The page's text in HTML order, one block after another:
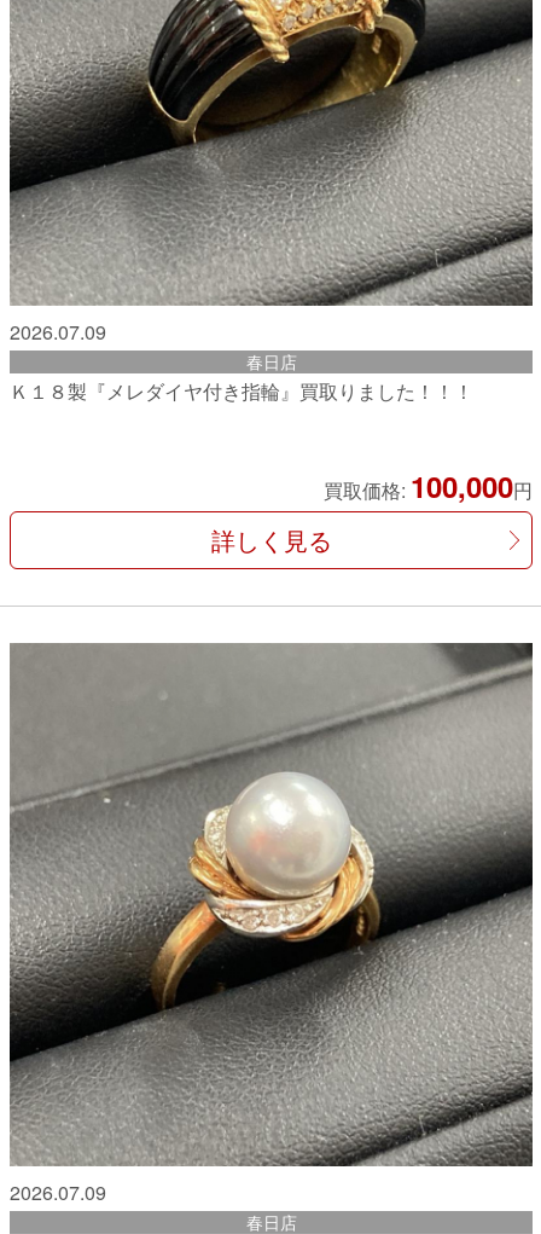
2026.07.09
春日店
Ｋ１８製『メレダイヤ付き指輪』買取りました！！！
買取価格: 100,000円
詳しく見る
2026.07.09
春日店